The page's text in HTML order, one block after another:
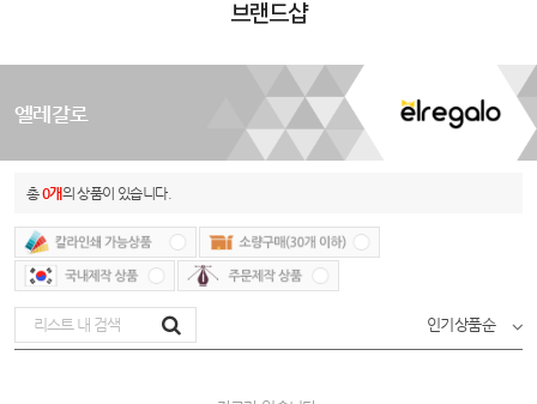
브랜드샵
엘레갈로
총0개의 상품이 있습니다.
인기상품순